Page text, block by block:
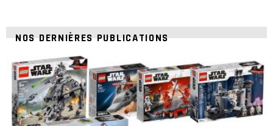
NOS DERNIÈRES PUBLICATIONS